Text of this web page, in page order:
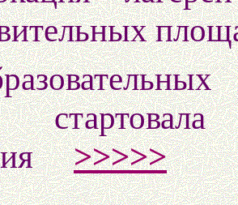
стартовала
>>>>>